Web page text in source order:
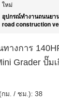
ใหม่
อุปกรณ์ทำงานถนนยา
road construction
ทางการ
Grader ปั๊ม
กม. / ชม.): 38